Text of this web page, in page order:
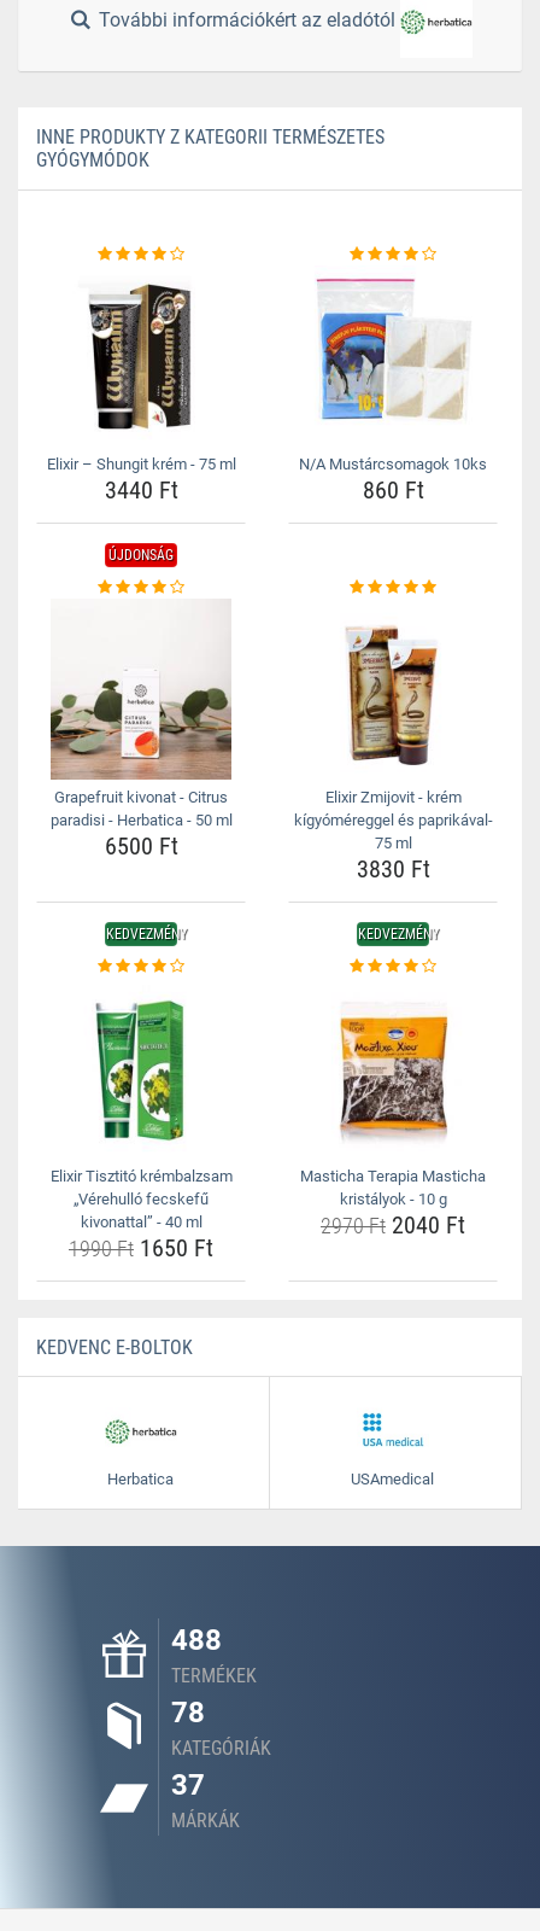
További információkért az eladótól
INNE PRODUKTY Z KATEGORII TERMÉSZETES
GYÓGYMÓDOK
Elixir – Shungit krém - 75 ml
3440 Ft
N/A Mustárcsomagok 10ks
860 Ft
ÚJDONSÁG
Grapefruit kivonat - Citrus
paradisi - Herbatica - 50 ml
6500 Ft
Elixir Zmijovit - krém
kígyóméreggel és paprikával-
75 ml
3830 Ft
KEDVEZMÉNY
Elixir Tisztitó krémbalzsam
„Vérehulló fecskefű
kivonattal” - 40 ml
1990 Ft 1650 Ft
KEDVEZMÉNY
Masticha Terapia Masticha
kristályok - 10 g
2970 Ft 2040 Ft
KEDVENC E-BOLTOK
Herbatica USAmedical
488
TERMÉKEK
78
KATEGÓRIÁK
37
MÁRKÁK